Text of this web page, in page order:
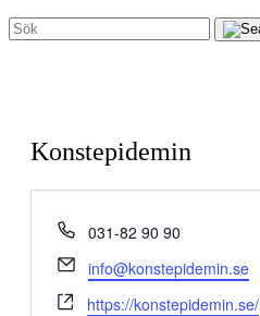
Konstepidemin
Telefonnummer
031-82 90 90
Email
info@konstepidemin.se
Website
https://konstepidemin.se/